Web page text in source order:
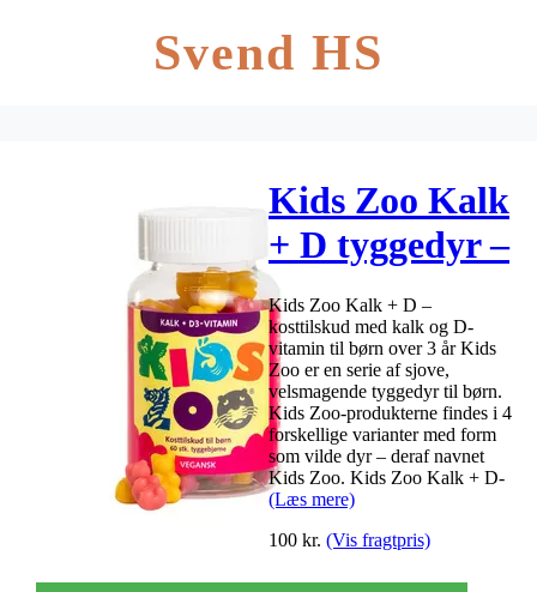
Svend HS
Kids Zoo Kalk
+ D tyggedyr –
60 stk
Kids Zoo Kalk + D –
kosttilskud med kalk og D-
vitamin til børn over 3 år Kids
Zoo er en serie af sjove,
velsmagende tyggedyr til børn.
Kids Zoo-produkterne findes i 4
forskellige varianter med form
som vilde dyr – deraf navnet
Kids Zoo. Kids Zoo Kalk + D-
(Læs mere)
100 kr. (Vis fragtpris)